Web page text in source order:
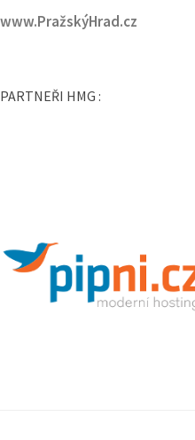
www.Vinohradska.cz
www.PražskýHrad.cz